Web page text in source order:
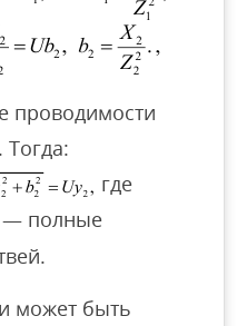
проводимости
Тогда:
где
— полные
может быть